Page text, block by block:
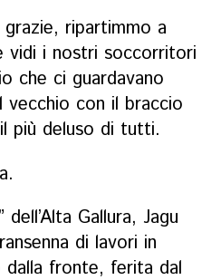
grazie, ripartimmo a
i nostri soccorritori
che ci guardavano
con il braccio
più deluso di tutti.
” dell’Alta Gallura, Jagu
di lavori in
dalla fronte, ferita dal